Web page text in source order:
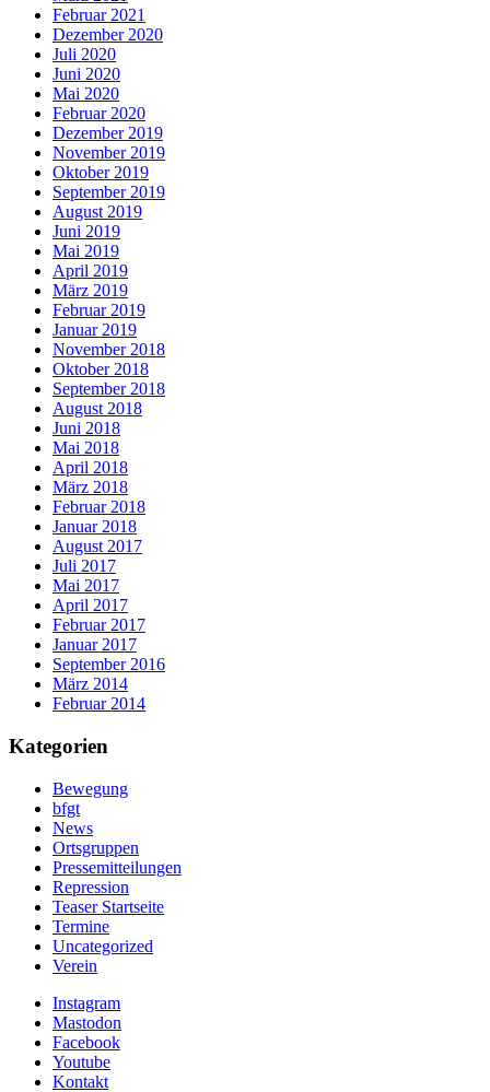
Februar 2021
Dezember 2020
Juli 2020
Juni 2020
Mai 2020
Februar 2020
Dezember 2019
November 2019
Oktober 2019
September 2019
August 2019
Juni 2019
Mai 2019
April 2019
März 2019
Februar 2019
Januar 2019
November 2018
Oktober 2018
September 2018
August 2018
Juni 2018
Mai 2018
April 2018
März 2018
Februar 2018
Januar 2018
August 2017
Juli 2017
Mai 2017
April 2017
Februar 2017
Januar 2017
September 2016
März 2014
Februar 2014
Kategorien
Bewegung
bfgt
News
Ortsgruppen
Pressemitteilungen
Repression
Teaser Startseite
Termine
Uncategorized
Verein
Instagram
Mastodon
Facebook
Youtube
Kontakt